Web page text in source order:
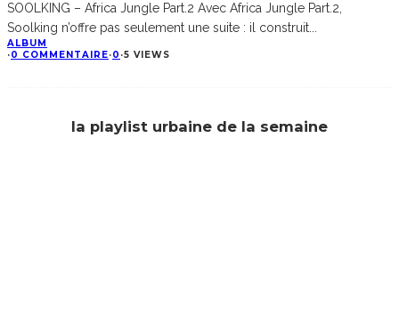
SOOLKING – Africa Jungle Part.2 Avec Africa Jungle Part.2,
Soolking n’offre pas seulement une suite : il construit
ALBUM
·0 COMMENTAIRE·0 ·5 VIEWS
la playlist urbaine de la semaine